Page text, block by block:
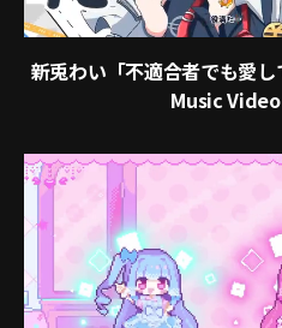
新兎わい「不適合者でも愛
Music Video